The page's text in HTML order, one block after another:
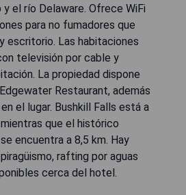
el río Delaware. Ofrece WiFi
para no fumadores que
escritorio. Las habitaciones
televisión por cable y
La propiedad dispone
Restaurant, además
el lugar. Bushkill Falls está a
que el histórico
encuentra a 8,5 km. Hay
rafting por aguas
cerca del hotel.